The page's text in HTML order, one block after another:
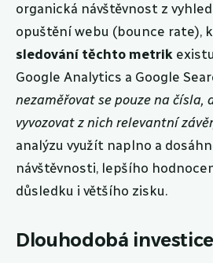
organická návštěvnost z
opuštění webu (bounce rate),
sledování těchto metrik
Google Analytics a Google
nezaměřovat se pouze na čísla,
vyvozovat z nich relevantní
analýzu využít naplno a
návštěvnosti, lepšího
důsledku i většího zisku.
Dlouhodobá